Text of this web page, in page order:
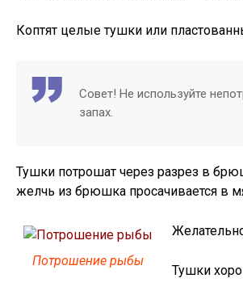
Коптят целые тушки или
Совет! Не используйте
запах.
Тушки потрошат через разрез в
желчь из брюшка просачивается в
Потрошение рыбы
Тушки